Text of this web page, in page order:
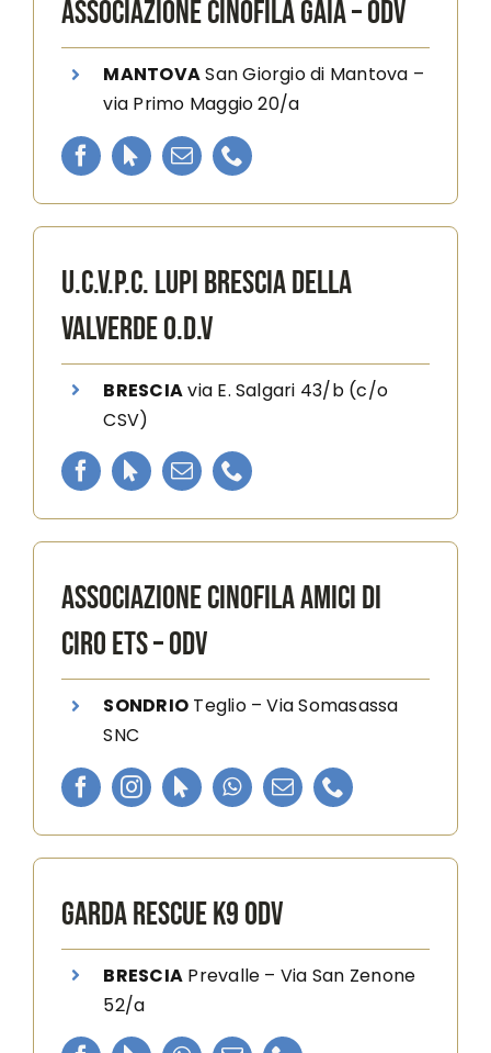
ASSOCIAZIONE CINOFILA GAIA – ODV
MANTOVASan Giorgio di Mantova –
via Primo Maggio 20/a
U.C.V.P.C. LUPI BRESCIA DELLA
VALVERDE O.D.V
BRESCIAvia E. Salgari 43/b (c/o
CSV)
ASSOCIAZIONE CINOFILA AMICI DI
CIRO ETS – ODV
SONDRIO Teglio –Via Somasassa
SNC
GARDA RESCUE K9 ODV
BRESCIA Prevalle – Via San Zenone
52/a